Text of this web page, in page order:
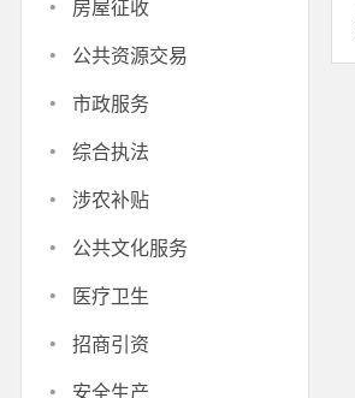
房屋征收
· 公共资源交易
· 市政服务
· 综合执法
· 涉农补贴
· 公共文化服务
· 医疗卫生
· 招商引资
安全生产